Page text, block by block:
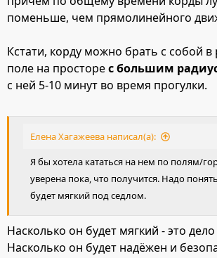
поменьше, чем прямолинейного
Кстати, корду можно брать с собой в
поле на просторес большим
с ней 5-10 минут во время прогулки.
Елена Хагажеева написал(а):
Я бы хотела кататься на нем по полям/
уверена пока, что получится. Надо
будет мягкий под седлом.
Насколько он будет мягкий - это дело
Насколько он будет надёжен и